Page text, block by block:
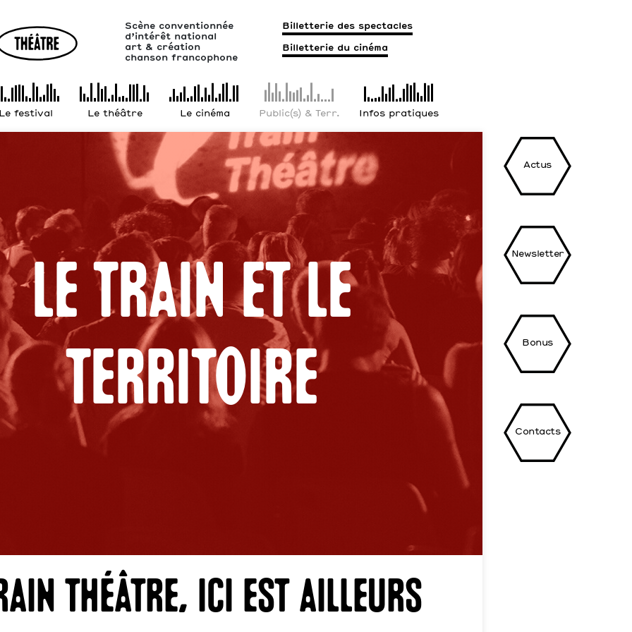
Scène conventionnée
d’intérêt national
art & création
chanson francophone
Billetterie des spectacles
Billetterie du cinéma
festival Le théâtre Le cinéma Public(s) & Terr. Infos pratiques
Le Train et le
territoire
Théâtre, ici est ailleurs
Actus
Newsletter
Bonus
Contacts